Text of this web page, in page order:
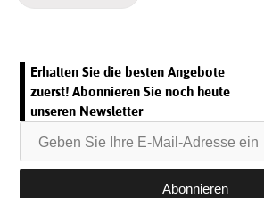
Erhalten Sie die besten Angebote
zuerst! Abonnieren Sie noch heute
unseren Newsletter